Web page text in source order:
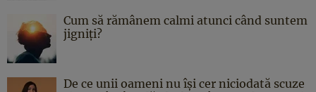
Cum să rămânem calmi atunci când suntem
jigniți?
De ce unii oameni nu își cer niciodată scuze